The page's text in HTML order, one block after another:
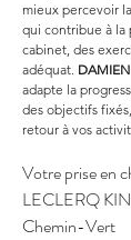
mieux percevoir
qui contribue à la
cabinet, des
adéquat. DAMIEN
adapte la
des objectifs
retour à vos
Votre prise en
LECLERQ
Chemin-Vert